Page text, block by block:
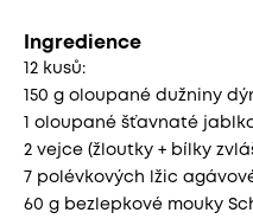
Ingredience
12 kusů:
150 g oloupané dužniny
1 oloupané šťavnaté
2 vejce (žloutky + bílky
7 polévkových lžic
60 g bezlepkové mouky